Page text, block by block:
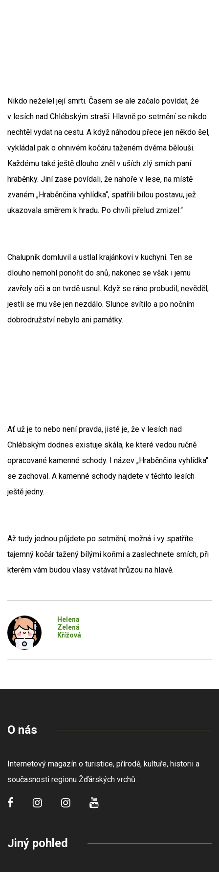
Nikdo neželel její smrti. Časem se ale začalo povídat, že
v lesích nad Chlébským straší. Hlavně po setmění se nikdo
nechtěl vydat na cestu. A když náhodou přece jen někdo šel,
vykládal pak o ohnivém kočáru taženém dvěma bělouši.
Každému také ještě dlouho zněl v uších zlý smích paní
hraběnky. Jiní zase povídali, že nahoře v lese, na místě
zvaném „Hraběnčina vyhlídka“, spatřili bílou postavu, jež
ukazovala směrem k hradu. Po chvíli přelud zmizel.“
Chalupník domluvil a ustlal krajánkovi v kuchyni. Ten se
dlouho nemohl ponořit do snů, nakonec se však i jemu
zavřely oči a on tvrdě usnul. Když se ráno probudil, nevěděl,
jestli se mu vše jen nezdálo. Slunce svítilo a po nočním
dobrodružství nebylo ani památky.
Ať už je to nebo není pravda, jisté je, že v lesích nad
Chlébským dodnes existuje skála, ke které vedou ručně
opracované kamenné schody. I název „Hraběnčina vyhlídka“
se zachoval. A kamenné schody najdete v těchto lesích
ještě jedny.
Až tudy jednou půjdete po setmění, možná i vy spatříte
tajemný kočár tažený bílými koňmi a zaslechnete smích, při
kterém vám budou vlasy vstávat hrůzou na hlavě.
Helena
Zelená
Křížová
O nás
Internetový magazín o turistice, přírodě, kultuře, historii a
současnosti regionu Žďárských vrchů.
Jiný pohled